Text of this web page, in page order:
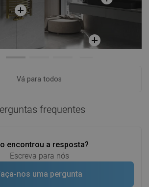
Vá para todos
frequentes
encontrou a resposta?
Escreva para nós
nos uma pergunta